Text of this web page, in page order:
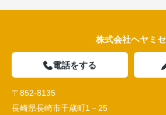
株式会社ヘヤミセ
電話をする
〒852-8135
長崎県長崎市千歳町1－25